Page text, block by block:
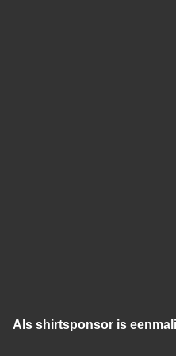
Als shirtsponsor is